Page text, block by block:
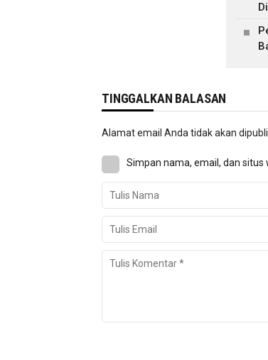
TINGGALKAN BALASAN
Alamat email Anda tidak akan
Simpan nama, email, dan